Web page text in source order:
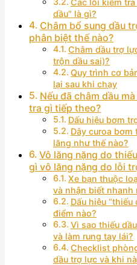
dầu” là gì?
Châm bổ sung dầu
phân biệt thế nào?
Châm dầu trợ
trộn dầu sai)?
Quy trình cơ
lại sau khi chạy
Nếu đã châm dầu
tra gì tiếp theo?
Dấu hiệu bơm
Dây curoa
lăng như thế nào?
Vô lăng nặng do
gì vô lăng nặng do lỗi
Xe bạn thuộc
và nhận biết nhanh
Dấu hiệu “thiếu
điểm nào?
Vì sao thiếu
và làm rung tay lái?
Checklist
dầu trợ lực và khi